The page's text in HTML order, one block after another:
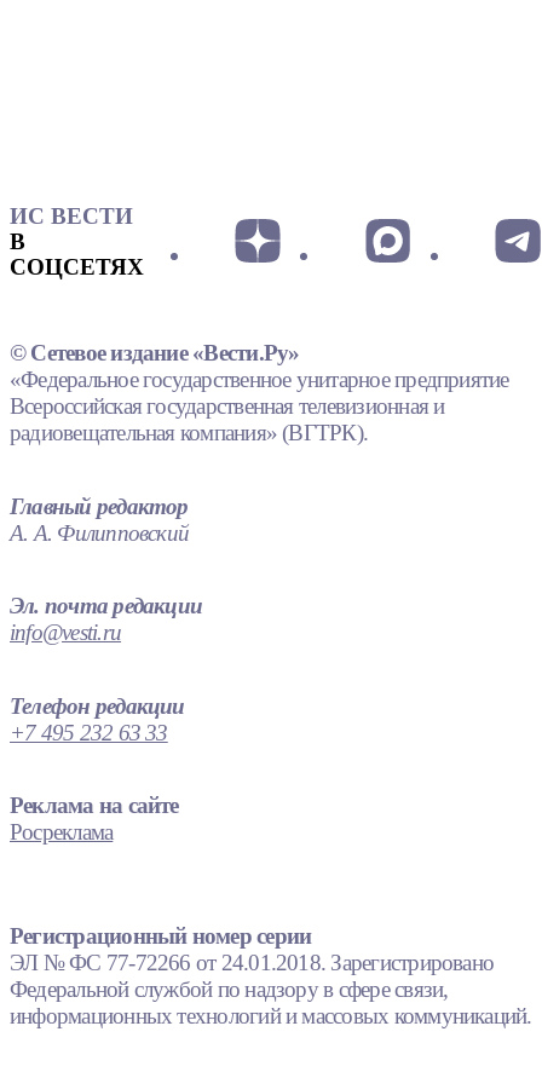
ИС ВЕСТИ
В
СОЦСЕТЯХ
© Сетевое издание «Вести.Ру»
«Федеральное государственное унитарное предприятие
Всероссийская государственная телевизионная и
радиовещательная компания» (ВГТРК).
Главный редактор
А. А. Филипповский
Эл. почта редакции
info@vesti.ru
Телефон редакции
+7 495 232 63 33
Реклама на сайте
Росреклама
Регистрационный номер серии
ЭЛ № ФС 77-72266 от 24.01.2018. Зарегистрировано
Федеральной службой по надзору в сфере связи,
информационных технологий и массовых коммуникаций.